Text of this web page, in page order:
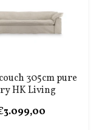
305cm pure
HK Living